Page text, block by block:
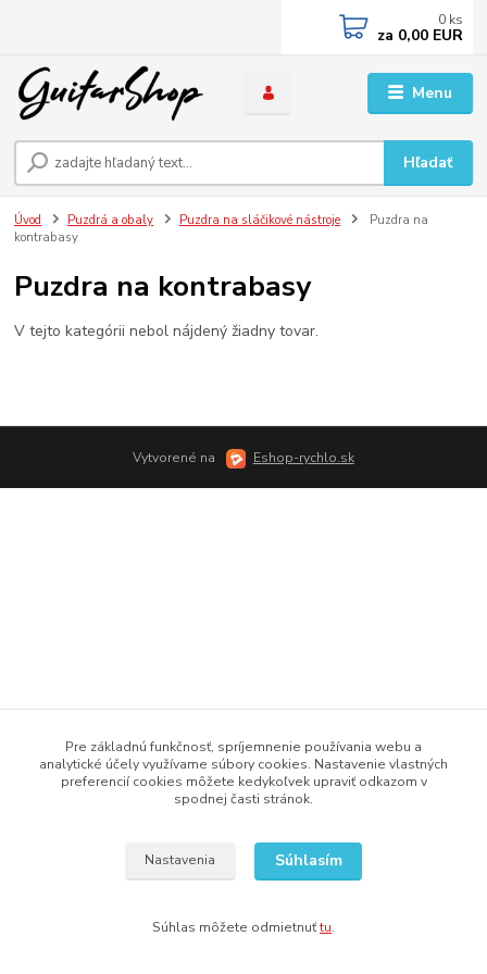
Menu
Hľadať
0 ks
za 0,00 EUR
Úvod Puzdrá a obaly Puzdra na sláčikové nástroje
Puzdra na
kontrabasy
Puzdra na kontrabasy
V tejto kategórii nebol nájdený žiadny tovar.
Vytvorené na Eshop-rychlo.sk
Pre základnú funkčnosť, spríjemnenie používania webu a
analytické účely využívame súbory cookies. Nastavenie vlastných
preferencií cookies môžete kedykoľvek upraviť odkazom v
spodnej časti stránok.
Nastavenia Súhlasím
Súhlas môžete odmietnuťtu.